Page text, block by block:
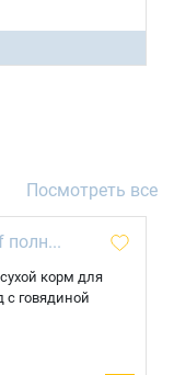
Посмотреть все
корм для
с говядиной